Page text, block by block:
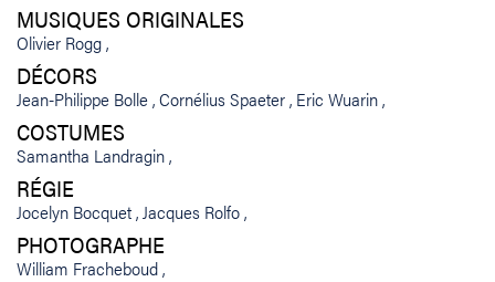
MUSIQUES ORIGINALES
Olivier Rogg
DÉCORS
Jean-Philippe Bolle Cornélius Spaeter Eric Wuarin
COSTUMES
Samantha Landragin
RÉGIE
Jocelyn Bocquet Jacques Rolfo
PHOTOGRAPHE
William Fracheboud